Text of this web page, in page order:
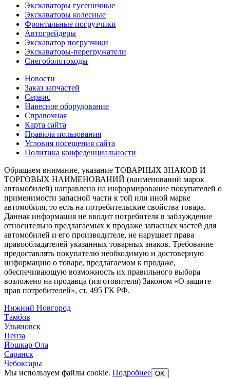
Экскаваторы гусеничные
Экскаваторы колесные
Фронтальные погрузчики
Автогрейдеры
Экскаватор погрузчики
Экскаваторы-перегружатели
Снегоболотоходы
Новости
Заказ запчастей
Сервис
Навесное оборудование
Справочная
Карта сайта
Правила пользования
Условия посещения сайта
Политика конфеденциальности
Обращаем внимание, указание ТОВАРНЫХ ЗНАКОВ И
ТОРГОВЫХ НАИМЕНОВАНИЙ (наименований марок
автомобилей) направлено на информирование покупателей о
применимости запасной части к той или иной марке
автомобиля, то есть на потребительские свойства товара.
Данная информация не вводит потребителя в заблуждение
относительно предлагаемых к продаже запасных частей для
автомобилей и его производителе, не нарушает права
правообладателей указанных товарных знаков. Требование
предоставлять покупателю необходимую и достоверную
информацию о товаре, предлагаемом к продаже,
обеспечивающую возможность их правильного выбора
возложено на продавца (изготовителя) Законом «О защите
прав потребителей», ст. 495 ГК РФ.
Нижний Новгород
Тамбов
Ульяновск
Пенза
Йошкар Ола
Саранск
Чебоксары
Мы используем файлы cookie. Подробнее OK